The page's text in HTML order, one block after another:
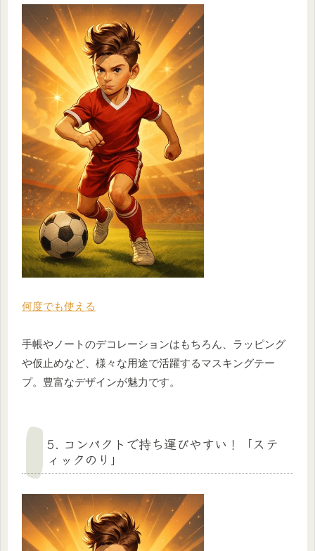
何度でも使える
手帳やノートのデコレーションはもちろん、ラッピング
や仮止めなど、様々な用途で活躍するマスキングテー
プ。豊富なデザインが魅力です。
5. コンパクトで持ち運びやすい！「ステ
ィックのり」